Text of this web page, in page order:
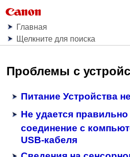
Главная
Щелкните для поиска
Проблемы с
Питание Устройства
Не удается правильно
соединение с
USB-кабеля